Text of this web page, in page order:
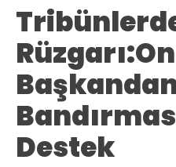
Destek